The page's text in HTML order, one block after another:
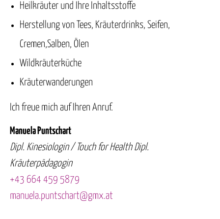
Heilkräuter und Ihre Inhaltsstoffe
Herstellung von Tees, Kräuterdrinks, Seifen,
Cremen,Salben, Ölen
Wildkräuterküche
Kräuterwanderungen
Ich freue mich auf Ihren Anruf.
Manuela Puntschart
Dipl. Kinesiologin / Touch for Health Dipl.
Kräuterpädagogin
+43 664 459 5879
manuela.puntschart@gmx.at